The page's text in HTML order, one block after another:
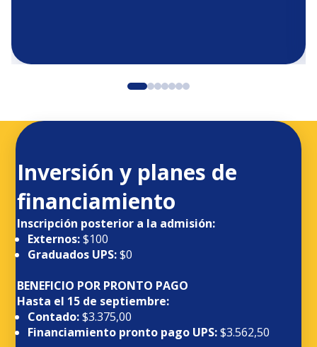
Inversión y planes de
financiamiento
Inscripción posterior a la admisión:
Externos:$100
Graduados UPS:$0
BENEFICIO POR PRONTO PAGO
Hasta el 15 de septiembre:
Contado:$3.375,00
Financiamiento pronto pago UPS:$3.562,50